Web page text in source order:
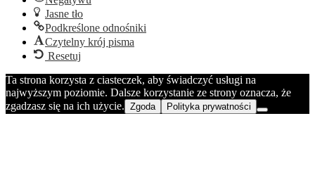
Jasne tło
Podkreślone odnośniki
Czytelny krój pisma
Resetuj
Ta strona korzysta z ciasteczek, aby świadczyć usługi na
najwyższym poziomie. Dalsze korzystanie ze strony oznacza, że
zgadzasz się na ich użycie. Zgoda Polityka prywatności